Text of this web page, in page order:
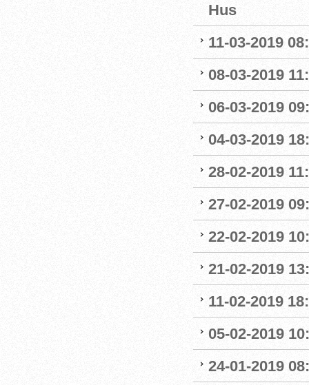
Hus
11-03-2019
08-03-2019
06-03-2019
04-03-2019
28-02-2019
27-02-2019
22-02-2019
21-02-2019
11-02-2019
05-02-2019
24-01-2019